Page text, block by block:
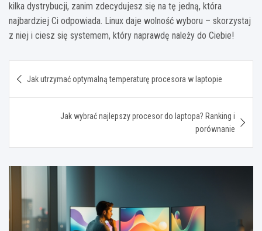
kilka dystrybucji, zanim zdecydujesz się na tę jedną, która
najbardziej Ci odpowiada. Linux daje wolność wyboru – skorzystaj
z niej i ciesz się systemem, który naprawdę należy do Ciebie!
wpisu
Jak utrzymać optymalną temperaturę procesora w laptopie
Jak wybrać najlepszy procesor do laptopa? Ranking i
porównanie